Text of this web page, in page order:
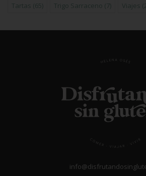
Tartas (65) Trigo Sarraceno (7) Viajes